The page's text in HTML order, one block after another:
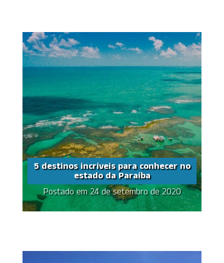
5 destinos incríveis para conhecer no
estado da Paraíba
Postado em 24 de setembro de 2020
5 destinos incríveis
para conhecer no
estado da Paraíba